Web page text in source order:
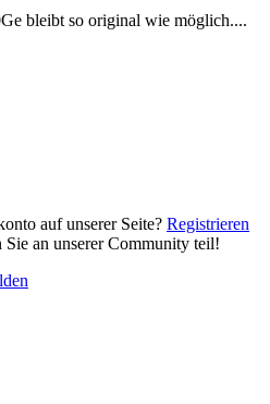
bleibt so original wie möglich....
auf unserer Seite? Registrieren
Sie an unserer Community teil!